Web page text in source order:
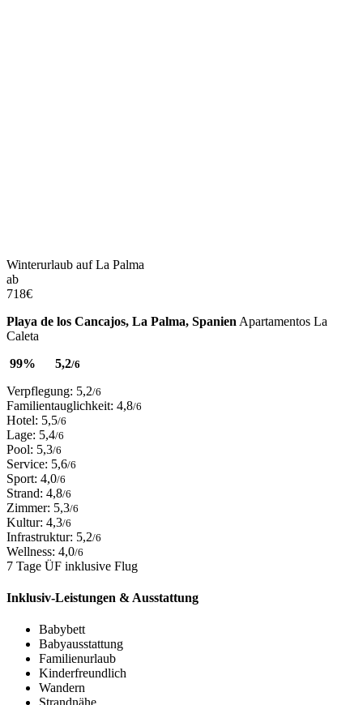
Winterurlaub auf La Palma
ab
718€
Playa de los Cancajos, La Palma, Spanien Apartamentos La
Caleta
99%
5,2/6
Verpflegung: 5,2/6
Familientauglichkeit: 4,8/6
Hotel: 5,5/6
Lage: 5,4/6
Pool: 5,3/6
Service: 5,6/6
Sport: 4,0/6
Strand: 4,8/6
Zimmer: 5,3/6
Kultur: 4,3/6
Infrastruktur: 5,2/6
Wellness: 4,0/6
7 Tage ÜF inklusive Flug
Inklusiv-Leistungen & Ausstattung
Babybett
Babyausstattung
Familienurlaub
Kinderfreundlich
Wandern